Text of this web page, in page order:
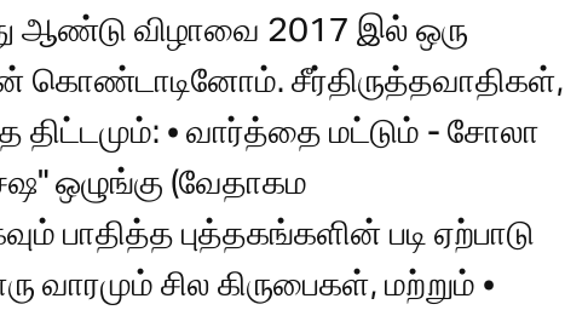
ஆண்டு விழாவை 2017 இல் ஒரு
கொண்டாடினோம். சீர்திருத்தவாதிகள்,
திட்டமும்: • வார்த்தை மட்டும் - சோலா
ஒழுங்கு (வேதாகம
பாதித்த புத்தகங்களின் படி ஏற்பாடு
வாரமும் சில கிருபைகள், மற்றும் •